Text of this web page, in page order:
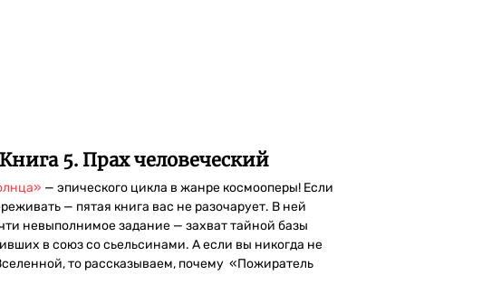
5. Прах человеческий
— эпического цикла в жанре космооперы! Если
— пятая книга вас не разочарует. В ней
невыполнимое задание — захват тайной базы
в союз со сьельсинами. А если вы никогда не
то рассказываем, почему «Пожиратель